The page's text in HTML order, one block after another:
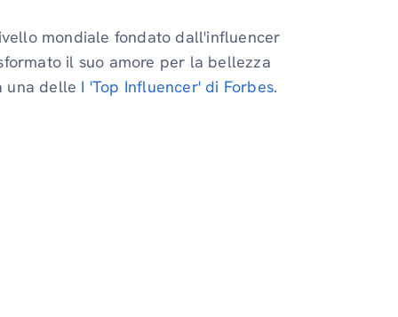
mondiale fondato dall'influencer
il suo amore per la bellezza
una delle I 'Top Influencer' di Forbes.